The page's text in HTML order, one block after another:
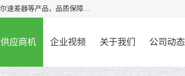
北京中创汇安科贸有限公司专业生产救援三脚架、天鹰4X气体检测仪、梅思安空气呼吸器、霍尼韦尔速差器等产品，品质保障，价格合理，欢迎在线致电咨询。
供应商机 企业视频 关于我们 公司动态